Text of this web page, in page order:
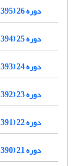
دوره 26 (1395-1396)
دوره 25 (1394-1395)
دوره 24 (1393-1394)
دوره 23 (1392-1393)
دوره 22 (1391-1392)
دوره 21 (1390-1391)